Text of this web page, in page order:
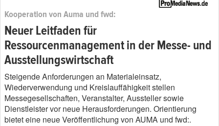
Kooperation von Auma und fwd:
Neuer Leitfaden für
Ressourcenmanagement in der Messe- und
Ausstellungswirtschaft
Steigende Anforderungen an Materialeinsatz,
Wiederverwendung und Kreislauffähigkeit stellen
Messegesellschaften, Veranstalter, Aussteller sowie
Dienstleister vor neue Herausforderungen. Orientierung
bietet eine neue Veröffentlichung von AUMA und fwd:.